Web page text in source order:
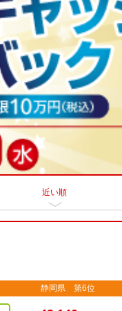
近い順
静岡県 第6位